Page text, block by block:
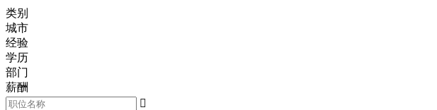
类别
城市
经验
学历
部门
薪酬
